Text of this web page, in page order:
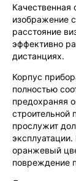
Качественная
изображение
расстояние
эффективно
дистанциях.
Корпус
полностью
предохраняя
строительной
прослужит
оранжевый
повреждение